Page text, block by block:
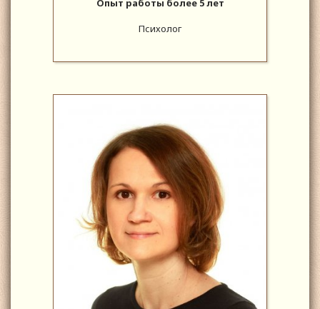
Опыт работы более 5 лет
Психолог